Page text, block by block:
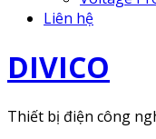
Liên hệ
DIVICO
Thiết bị điện công